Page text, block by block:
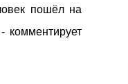
пошёл на